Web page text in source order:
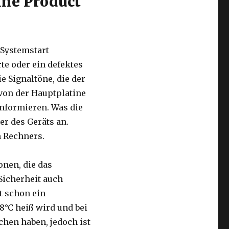
oder ein defektes
Signaltöne, die der
der Hauptplatine
Was die
des Geräts an.
die das
auch
schon ein
heiß wird und bei
haben, jedoch ist